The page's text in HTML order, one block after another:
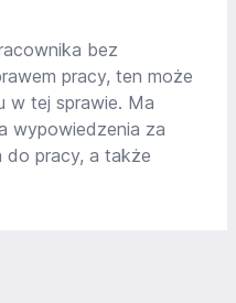
bez
pracy, ten może
w tej sprawie. Ma
wypowiedzenia za
do pracy, a także